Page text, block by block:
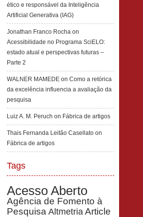
ético e responsável da Inteligência
Artificial Generativa (IAG)
Jonathan Franco Rocha on
Acessibilidade no Programa SciELO:
estado atual e perspectivas futuras –
Parte 2
WALNER MAMEDE on Como a retórica
da excelência influencia a avaliação da
pesquisa
Luiz A. M. Peruch on Fábrica de artigos
Thais Fernanda Leitão Casellato on
Fábrica de artigos
Tags
Acesso Aberto
Agência de Fomento à
Pesquisa Altmetria Article